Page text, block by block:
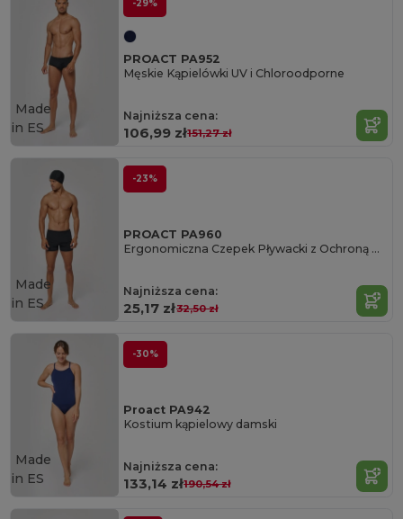
-29%
PROACT PA952
Męskie Kąpielówki UV i Chloroodporne
Najniższa cena:
106,99 zł151,27 zł
Made
in ES
-23%
PROACT PA960
Ergonomiczna Czepek Pływacki z Ochroną UV
Najniższa cena:
25,17 zł32,50 zł
Made
in ES
-30%
Proact PA942
Kostium kąpielowy damski
Najniższa cena:
133,14 zł190,54 zł
Made
in ES